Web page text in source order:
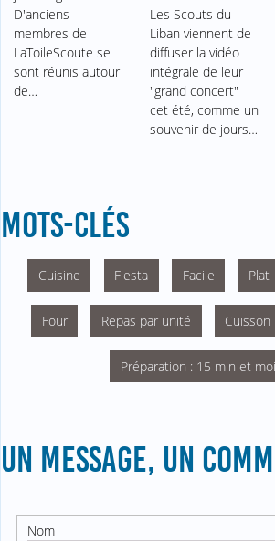
D'anciens
membres de
LaToileScoute se
sont réunis autour
de…
Les Scouts du
Liban viennent de
diffuser la vidéo
intégrale de leur
"grand concert"
cet été, comme un
souvenir de jours…
MOTS-CLÉS
Cuisine Fiesta Facile Plat
Four Repas par unité
Préparation : 15 min et
UN MESSAGE, UN
Nom